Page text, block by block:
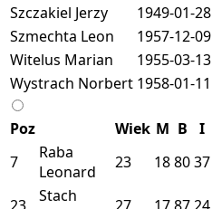
Szczakiel Jerzy
1949-01-28
Szmechta Leon
1957-12-09
Witelus Marian
1955-03-13
Wystrach Norbert 1958-01-11
Poz Wiek M B I
7
Raba
Leonard
23 188037
Stach